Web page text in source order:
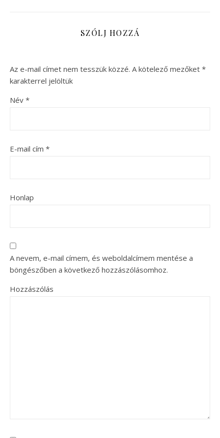
SZÓLJ HOZZÁ
Az e-mail címet nem tesszük közzé. A kötelező mezőket *
karakterrel jelöltük
Név *
E-mail cím *
Honlap
A nevem, e-mail címem, és weboldalcímem mentése a
böngészőben a következő hozzászólásomhoz.
Hozzászólás